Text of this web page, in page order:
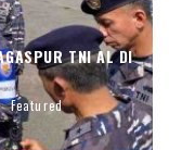
TNI AL DI
Featured